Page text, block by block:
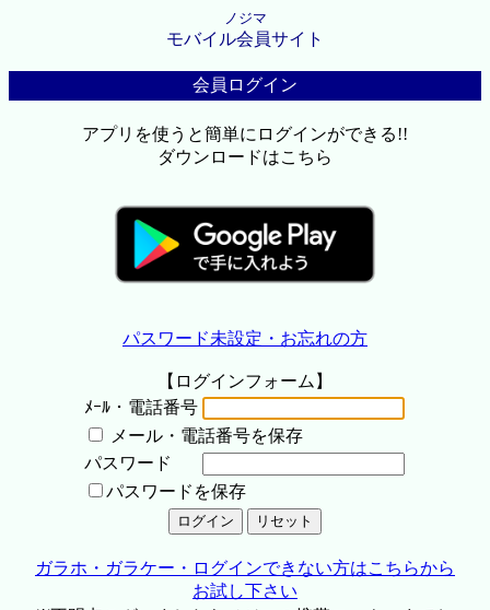
ノジマ
モバイル会員サイト
会員ログイン
アプリを使うと簡単にログインができる!!
ダウンロードはこちら
パスワード未設定・お忘れの方
【ログインフォーム】
ﾒｰﾙ・電話番号
メール・電話番号を保存
パスワード
パスワードを保存
ガラホ・ガラケー・ログインできない方はこちらから
お試し下さい